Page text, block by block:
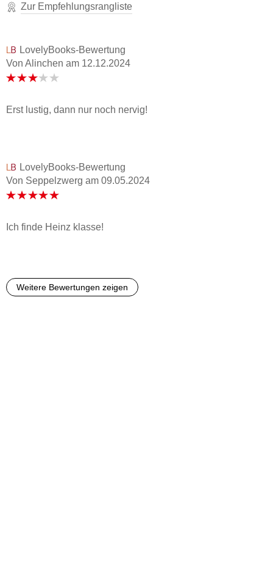
Zur Empfehlungsrangliste
LovelyBooks-Bewertung
Von Alinchen am 12.12.2024
Erst lustig, dann nur noch nervig!
LovelyBooks-Bewertung
Von Seppelzwerg am 09.05.2024
Ich finde Heinz klasse!
Weitere Bewertungen zeigen